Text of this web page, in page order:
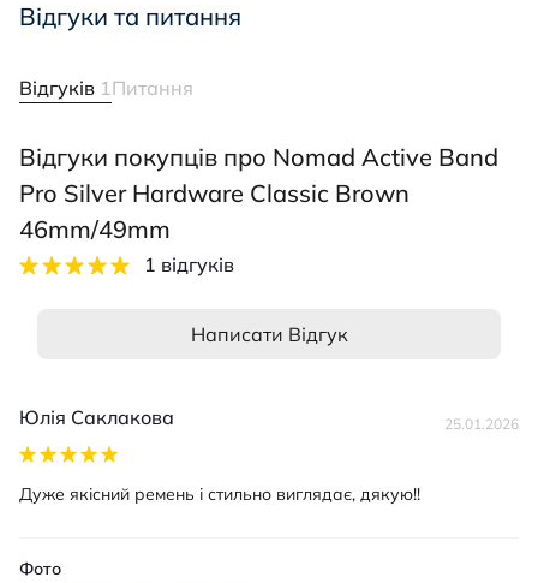
Відгуки та питання
Відгуків 1Питання
Відгуки покупців про Nomad Active Band
Pro Silver Hardware Classic Brown
46mm/49mm
1 відгуків
Написати Відгук
Юлія Саклакова 25.01.2026
Дуже якісний ремень і стильно виглядає, дякую!!
Фото